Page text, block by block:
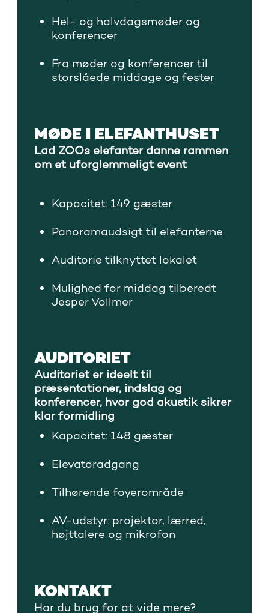
Hel- og halvdagsmøder og
konferencer
Fra møder og konferencer til
storslåede middage og fester
MØDE I ELEFANTHUSET
Lad ZOOs elefanter danne rammen
om et uforglemmeligt event
Kapacitet: 149 gæster
Panoramaudsigt til elefanterne
Auditorie tilknyttet lokalet
Mulighed for middag tilberedt
Jesper Vollmer
AUDITORIET
Auditoriet er ideelt til
præsentationer, indslag og
konferencer, hvor god akustik sikrer
klar formidling
Kapacitet: 148 gæster
Elevatoradgang
Tilhørende foyerområde
AV-udstyr: projektor, lærred,
højttalere og mikrofon
KONTAKT
Har du brug for at vide mere?